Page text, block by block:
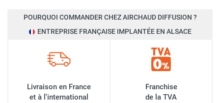
POURQUOI COMMANDER CHEZ AIRCHAUD DIFFUSION ?
ENTREPRISE FRANÇAISE IMPLANTÉE EN ALSACE
Livraison en France
et à l'international
Franchise
de la TVA